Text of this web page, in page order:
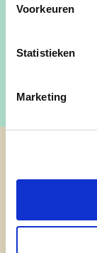
Voorkeuren
Statistieken
Marketing